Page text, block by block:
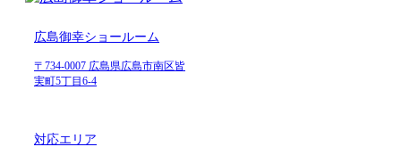
広島御幸ショールーム
〒734-0007 広島県広島市南区皆
実町5丁目6-4
対応エリア